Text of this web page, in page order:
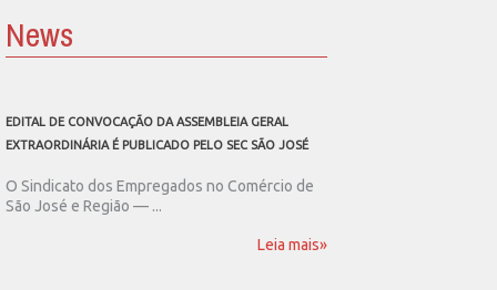
News
EDITAL DE CONVOCAÇÃO DA ASSEMBLEIA GERAL
EXTRAORDINÁRIA É PUBLICADO PELO SEC SÃO JOSÉ
O Sindicato dos Empregados no Comércio de
São José e Região — ...
Leia mais»